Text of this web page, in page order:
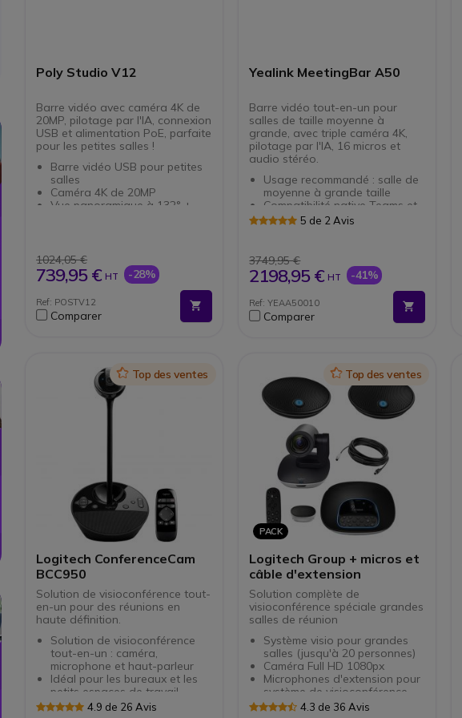
Poly Studio V12
Barre vidéo avec caméra 4K de
20MP, pilotage par l'IA, connexion
USB et alimentation PoE, parfaite
pour les petites salles !
Barre vidéo USB pour petites
salles
Caméra 4K de 20MP
Vue panoramique à 132° +
4 micros MEMS avec
suppression du bruit
Conception écologique : 65%
Utilisation : BYOD ou avec un
PC de salle
1024,05 €
739,95 € HT -28%
Ref: POSTV12
Comparer
Yealink MeetingBar A50
Barre vidéo tout-en-un pour
salles de taille moyenne à
grande, avec triple caméra 4K,
pilotage par l'IA, 16 micros et
audio stéréo.
Usage recommandé : salle de
moyenne à grande taille
Compatibilité native Teams et
Zoom
Fonctions IA : cadrage
automatique, suivi du locuteur
16 micros MEMS avec capture
Audio stéréo : 4 haut-parleurs
intégrés
5 de 2 Avis
3749,95 €
2198,95 € HT -41%
Ref: YEAA50010
Comparer
IconTop des ventes
Logitech ConferenceCam
BCC950
Solution de visioconférence tout-
en-un pour des réunions en
haute définition.
Solution de visioconférence
tout-en-un : caméra,
microphone et haut-parleur
Idéal pour les bureaux et les
petits espaces de travail
Résolution vidéo Full HD
4.9 de 26 Avis
IconTop des ventes
PACK
Logitech Group + micros et
câble d'extension
Solution complète de
visioconférence spéciale grandes
salles de réunion
Système visio pour grandes
salles (jusqu'à 20 personnes)
Caméra Full HD 1080px
Microphones d'extension pour
système de visioconférence
Logitech Group.
4.3 de 36 Avis